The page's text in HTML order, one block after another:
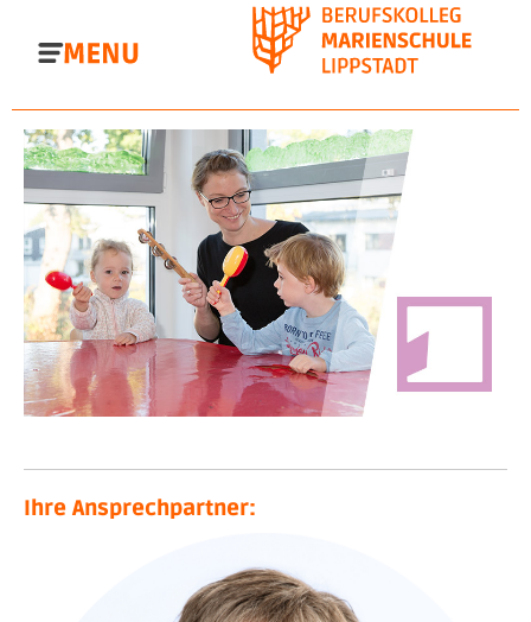
zum
Ihre Ansprechpartner: